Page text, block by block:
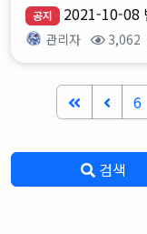
공지 2021-10-08
관리자 3,062
6
검색